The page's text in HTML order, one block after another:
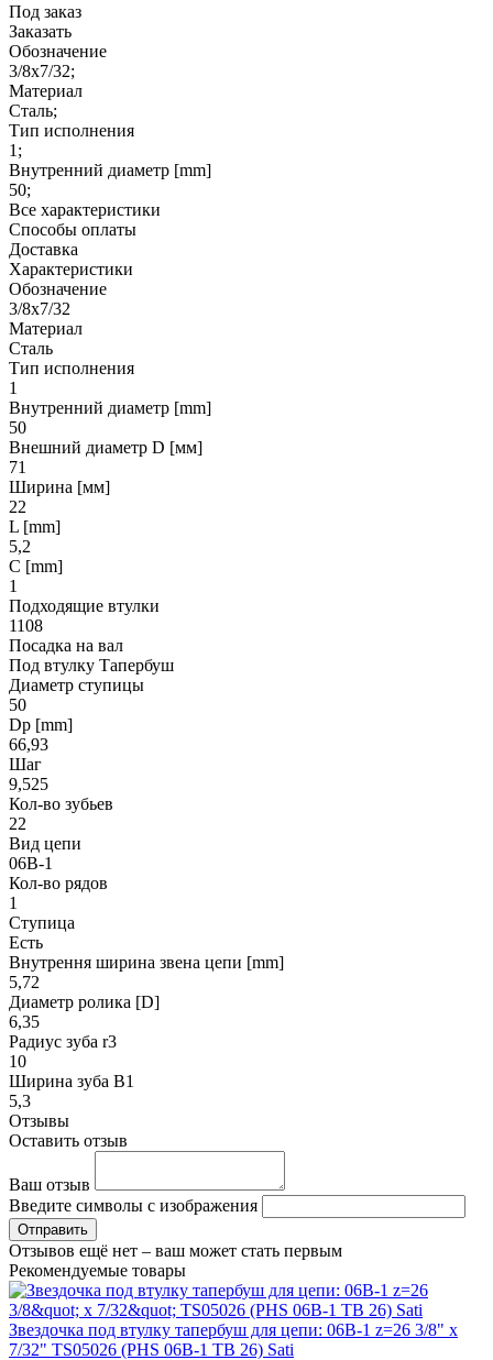
Под заказ
Заказать
Обозначение
3/8x7/32;
Материал
Сталь;
Тип исполнения
1;
Внутренний диаметр [mm]
50;
Все характеристики
Способы оплаты
Доставка
Характеристики
Обозначение
3/8x7/32
Материал
Сталь
Тип исполнения
1
Внутренний диаметр [mm]
50
Внешний диаметр D [мм]
71
Ширина [мм]
22
L [mm]
5,2
C [mm]
1
Подходящие втулки
1108
Посадка на вал
Под втулку Тапербуш
Диаметр ступицы
50
Dp [mm]
66,93
Шаг
9,525
Кол-во зубьев
22
Вид цепи
06B-1
Кол-во рядов
1
Ступица
Есть
Внутрення ширина звена цепи [mm]
5,72
Диаметр ролика [D]
6,35
Радиус зуба r3
10
Ширина зуба B1
5,3
Отзывы
Оставить отзыв
Ваш отзыв
Введите символы с изображения
Отправить
Отзывов ещё нет – ваш может стать первым
Рекомендуемые товары
Звездочка под втулку тапербуш для цепи: 06B-1 z=26 3/8" x
7/32" TS05026 (PHS 06B-1 TB 26) Sati